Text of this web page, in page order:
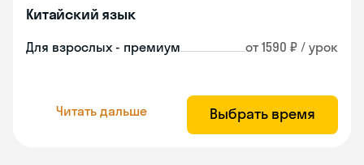
Китайский язык
Для взрослых - премиум от 1590 ₽ / урок
Читать дальше Выбрать время